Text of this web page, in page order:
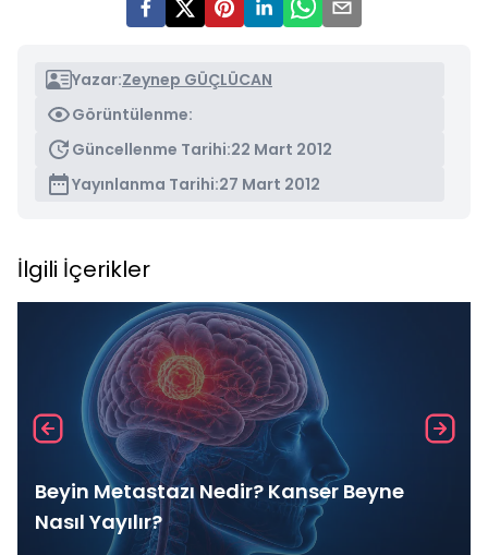
Yazar:Zeynep GÜÇLÜCAN
Görüntülenme:
Güncellenme Tarihi:22 Mart 2012
Yayınlanma Tarihi:27 Mart 2012
İlgili İçerikler
Beyin Metastazı Nedir? Kanser Beyne
Nasıl Yayılır?